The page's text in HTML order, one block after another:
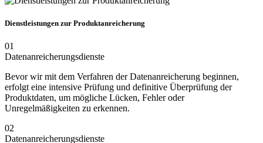
Dienstleistungen zur Produktanreicherung
01
Datenanreicherungsdienste
Bevor wir mit dem Verfahren der Datenanreicherung beginnen,
erfolgt eine intensive Prüfung und definitive Überprüfung der
Produktdaten, um mögliche Lücken, Fehler oder
Unregelmäßigkeiten zu erkennen.
02
Datenanreicherungsdienste